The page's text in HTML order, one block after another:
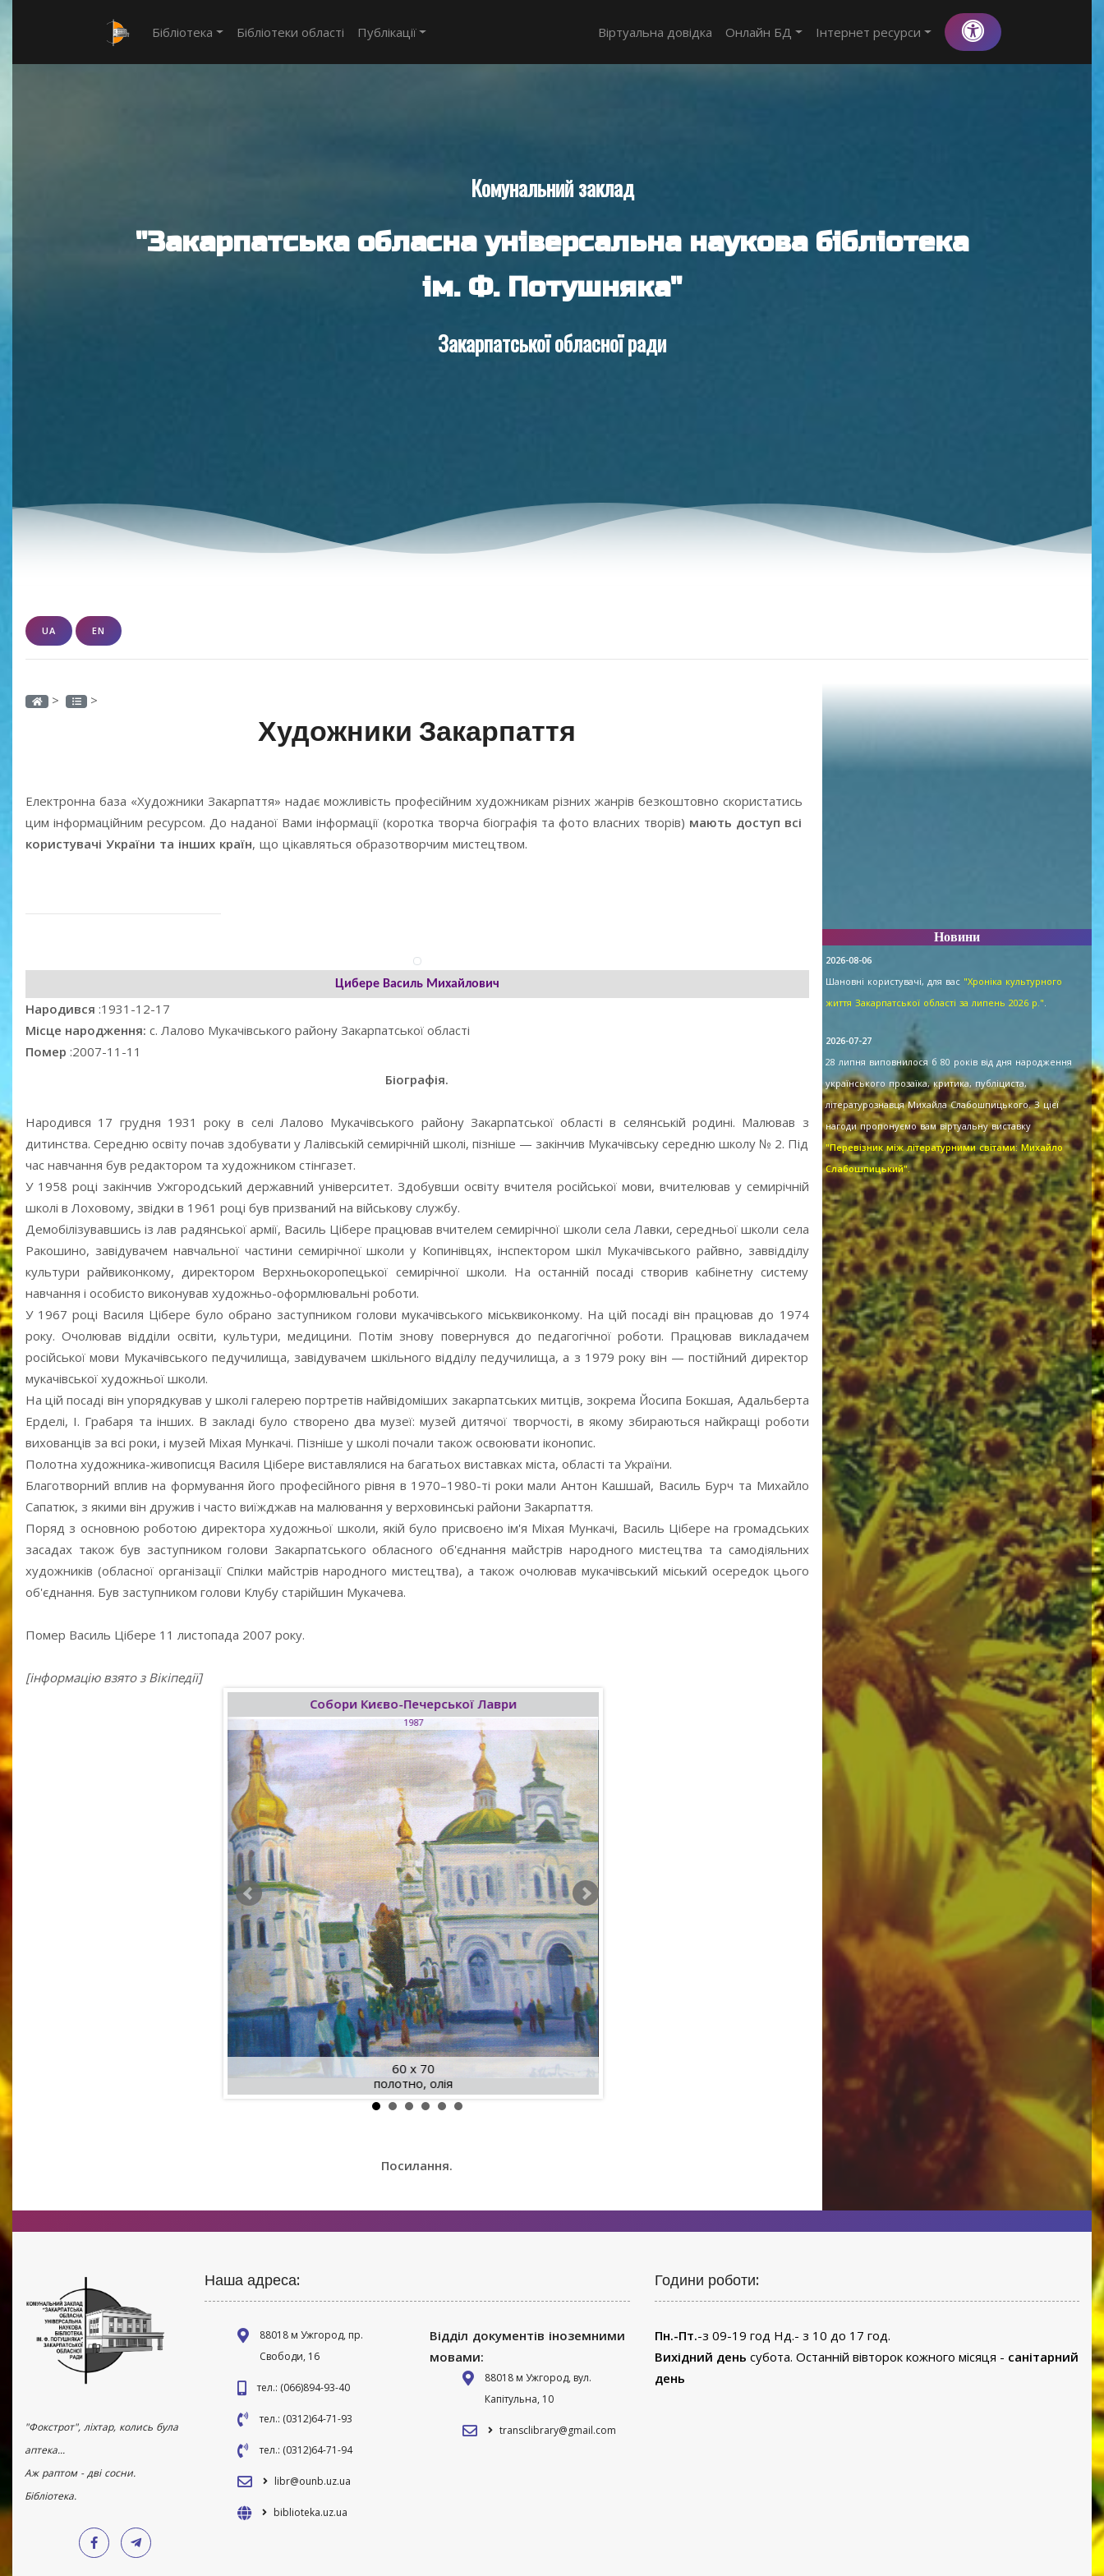
Бібліотека Бібліотеки області Публікації Віртуальна довідка Онлайн БД Інтернет ресурси
Комунальний заклад
"Закарпатська обласна універсальна наукова бібліотека
ім. Ф. Потушняка"
Закарпатської обласної ради
UA EN
> >
Художники Закарпаття
Електронна база «Художники Закарпаття» надає можливість професійним художникам різних жанрів безкоштовно скористатись
цим інформаційним ресурсом. До наданої Вами інформації (коротка творча біографія та фото власних творів) мають доступ всі
користувачі України та інших країн, що цікавляться образотворчим мистецтвом.
Цибере Василь Михайлович
Народився :1931-12-17
Місце народження: с. Лалово Мукачівського району Закарпатської області
Помер :2007-11-11
Біографія.
Народився 17 грудня 1931 року в селі Лалово Мукачівського району Закарпатської області в селянській родині. Малював з
дитинства. Середню освіту почав здобувати у Лалівській семирічній школі, пізніше — закінчив Мукачівську середню школу № 2. Під
час навчання був редактором та художником стінгазет.
У 1958 році закінчив Ужгородський державний університет. Здобувши освіту вчителя російської мови, вчителював у семирічній
школі в Лоховому, звідки в 1961 році був призваний на військову службу.
Демобілізувавшись із лав радянської армії, Василь Цібере працював вчителем семирічної школи села Лавки, середньої школи села
Ракошино, завідувачем навчальної частини семирічної школи у Копинівцях, інспектором шкіл Мукачівського райвно, заввідділу
культури райвиконкому, директором Верхньокоропецької семирічної школи. На останній посаді створив кабінетну систему
навчання і особисто виконував художньо-оформлювальні роботи.
У 1967 році Василя Цібере було обрано заступником голови мукачівського міськвиконкому. На цій посаді він працював до 1974
року. Очолював відділи освіти, культури, медицини. Потім знову повернувся до педагогічної роботи. Працював викладачем
російської мови Мукачівського педучилища, завідувачем шкільного відділу педучилища, а з 1979 року він — постійний директор
мукачівської художньої школи.
На цій посаді він упорядкував у школі галерею портретів найвідоміших закарпатських митців, зокрема Йосипа Бокшая, Адальберта
Ерделі, І. Грабаря та інших. В закладі було створено два музеї: музей дитячої творчості, в якому збираються найкращі роботи
вихованців за всі роки, і музей Міхая Мункачі. Пізніше у школі почали також освоювати іконопис.
Полотна художника-живописця Василя Цібере виставлялися на багатьох виставках міста, області та України.
Благотворний вплив на формування його професійного рівня в 1970–1980-ті роки мали Антон Кашшай, Василь Бурч та Михайло
Сапатюк, з якими він дружив і часто виїжджав на малювання у верховинські райони Закарпаття.
Поряд з основною роботою директора художньої школи, якій було присвоєно ім'я Міхая Мункачі, Василь Цібере на громадських
засадах також був заступником голови Закарпатського обласного об'єднання майстрів народного мистецтва та самодіяльних
художників (обласної організації Спілки майстрів народного мистецтва), а також очолював мукачівський міський осередок цього
об'єднання. Був заступником голови Клубу старійшин Мукачева.
Помер Василь Цібере 11 листопада 2007 року.
[інформацію взято з Вікіпедії]
Рання весна
полотно, олія
Собори Києво-Печерської Лаври
1987
60 x 70
полотно, олія
Посилання.
Новини
2026-08-06
Шановні користувачі, для вас "Хроніка культурного
життя Закарпатської області за липень 2026 р.".
2026-07-27
28 липня виповнилося б 80 років від дня народження
українського прозаїка, критика, публіциста,
літературознавця Михайла Слабошпицького. З цієї
нагоди пропонуємо вам віртуальну виставку
"Перевізник між літературними світами: Михайло
Слабошпицький".
"Фокстрот", ліхтар, колись була
аптека...
Аж раптом - дві сосни.
Бібліотека.
Наша адреса:
88018 м Ужгород, пр.
Свободи, 16
тел.: (066)894-93-40
тел.: (0312)64-71-93
тел.: (0312)64-71-94
libr@ounb.uz.ua
biblioteka.uz.ua
Відділ документів іноземними
мовами:
88018 м Ужгород, вул.
Капітульна, 10
transclibrary@gmail.com
Години роботи:
Пн.-Пт.-з 09-19 год Нд.- з 10 до 17 год.
Вихідний день субота. Останній вівторок кожного місяця - санітарний
день